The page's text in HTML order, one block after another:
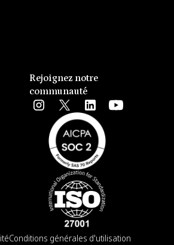
Rejoignez notre
communauté
Conditions générales d'utilisation